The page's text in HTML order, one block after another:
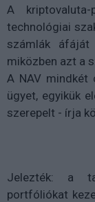
A
technológiai
számlák
miközben azt a
A NAV mindkét
ügyet, egyikük
szerepelt - írja
Jelezték: a
portfóliókat